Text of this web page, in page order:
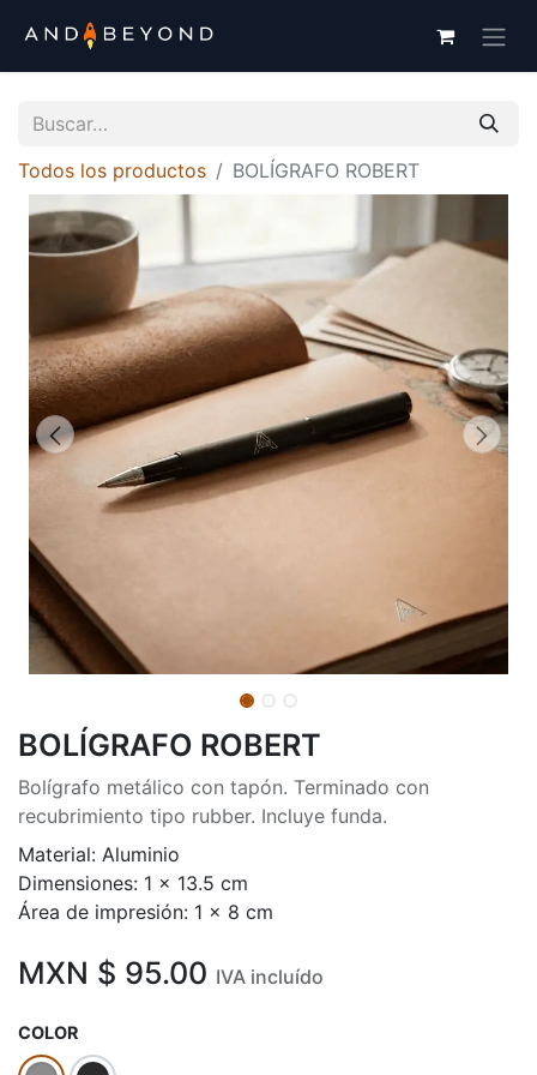
Todos los productos BOLÍGRAFO ROBERT
BOLÍGRAFO ROBERT
Bolígrafo metálico con tapón. Terminado con
recubrimiento tipo rubber. Incluye funda.
Material: Aluminio
Dimensiones: 1 x 13.5 cm
Área de impresión: 1 x 8 cm
MXN $ 95.00 IVA incluído
COLOR